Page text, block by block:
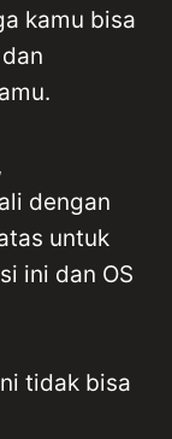
kamu bisa
dengan
untuk
ini dan OS
tidak bisa